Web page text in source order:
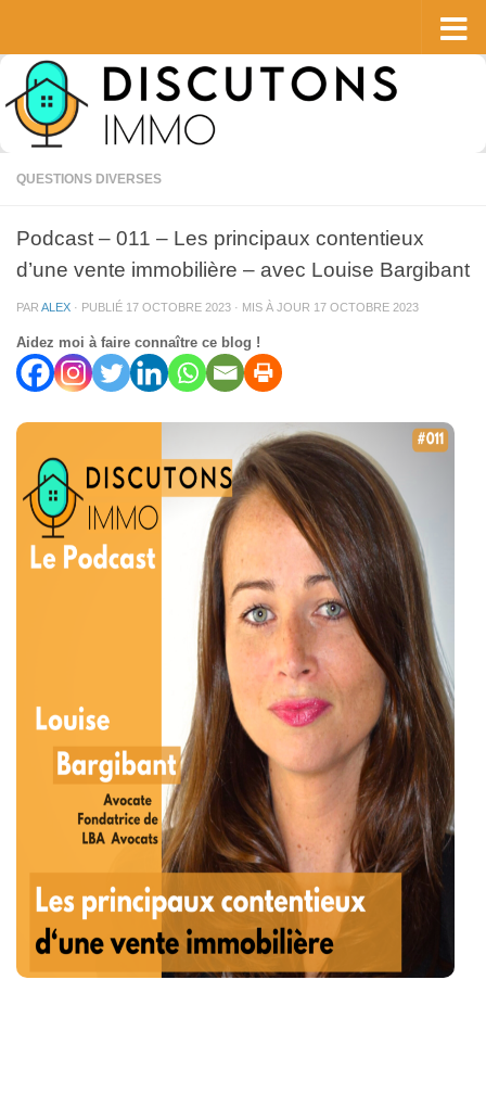
QUESTIONS DIVERSES
Podcast – 011 – Les principaux contentieux
d’une vente immobilière – avec Louise Bargibant
PAR ALEX · PUBLIÉ 17 OCTOBRE 2023 · MIS À JOUR 17 OCTOBRE 2023
Aidez moi à faire connaître ce blog !